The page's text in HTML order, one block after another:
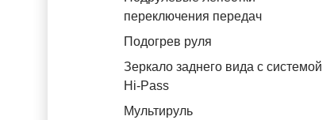
переключения передач
Подогрев руля
Зеркало заднего вида с системой
Hi-Pass
Мультируль